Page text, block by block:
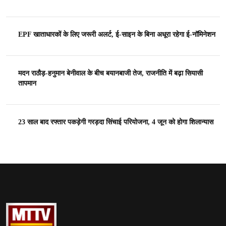
EPF खाताधारकों के लिए जरूरी अलर्ट, ई-साइन के बिना अधूरा रहेगा ई-नॉमिनेशन
मदन राठौड़-हनुमान बेनीवाल के बीच बयानबाजी तेज, राजनीति में बढ़ा सियासी
तापमान
23 साल बाद रफ्तार पकड़ेगी गरड़दा सिंचाई परियोजना, 4 जून को होगा शिलान्यास